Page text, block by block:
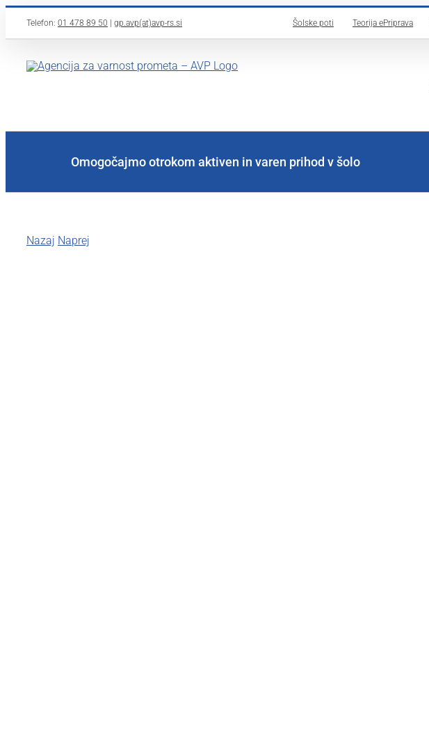
Telefon: 01 478 89 50 gp.avp(at)avp-rs.si Šolske poti Teorija ePriprava
Omogočajmo otrokom aktiven in varen prihod v šolo
Nazaj Naprej